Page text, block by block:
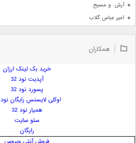
آرش  و مسیح
امیر عباس گلاب
امیر علی
همکاران
خرید بک لینک ارزان
آپدیت نود 32
پسورد نود 32
اوکلی لایسنس رایگان نود 32
همیار نود 32
سئو سایت
رایگان